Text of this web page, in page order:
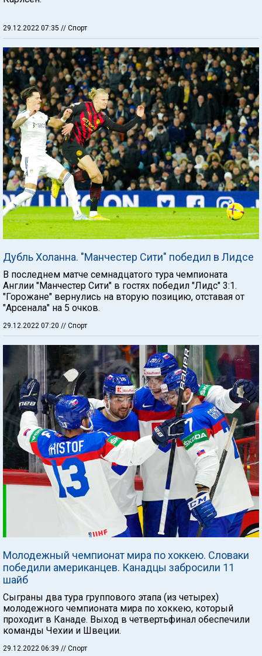
29.12.2022 07:35 // Спорт
Дубль Холанна. "Манчестер Сити" победил в Лидсе
В последнем матче семнадцатого тура чемпионата
Англии "Манчестер Сити" в гостях победил "Лидс" 3:1.
"Горожане" вернулись на вторую позицию, отставая от
"Арсенала" на 5 очков.
29.12.2022 07:20 // Спорт
Молодежный чемпионат мира по хоккею. Словаки
победили американцев. Канадцы забросили 11
шайб
Сыграны два тура группового этапа (из четырех)
молодежного чемпионата мира по хоккею, который
проходит в Канаде. Выход в четвертьфинал обеспечили
команды Чехии и Швеции.
29.12.2022 06:39 // Спорт